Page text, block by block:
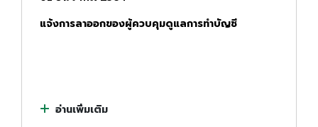
แจ้งการลาออกของผู้ควบคุมดูแลการทำบัญชี
อ่านเพิ่มเติม